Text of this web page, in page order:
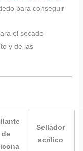
para conseguir
el secado
y de las
de
Sellador
acrílico